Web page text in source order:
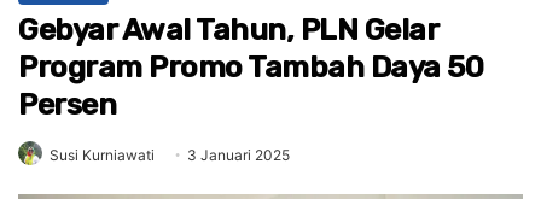
Gebyar Awal Tahun, PLN Gelar
Program Promo Tambah Daya 50
Persen
Susi Kurniawati 3 Januari 2025